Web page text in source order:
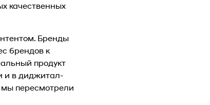
качественных
Бренды
брендов к
продукт
и в диджитал-
мы пересмотрели